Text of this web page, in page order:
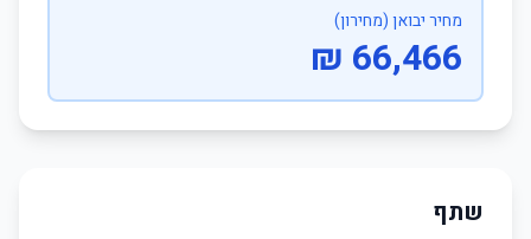
מחיר יבואן (מחירון)
66,466 ₪
שתף